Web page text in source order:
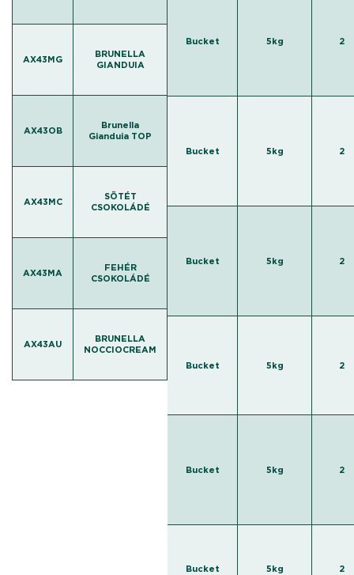
AX43MG
BRUNELLA
GIANDUIA
AX43OB
Brunella
Gianduia TOP
AX43MC
SÖTÉT
CSOKOLÁDÉ
AX43MA
FEHÉR
CSOKOLÁDÉ
AX43AU
BRUNELLA
NOCCIOCREAM
Bucket 5kg 2
Bucket 5kg 2
Bucket 5kg 2
Bucket 5kg 2
Bucket 5kg 2
Bucket 5kg 2